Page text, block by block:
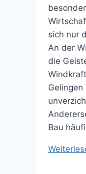
sich nur
An der
die
Bau